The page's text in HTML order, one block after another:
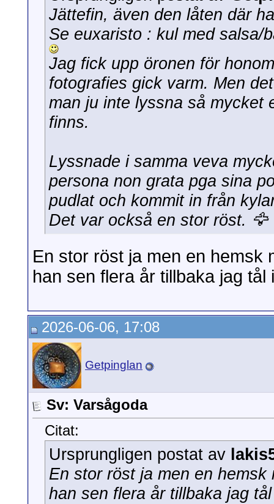
Jättefin, även den låten där
Se euxaristo : kul med salsa/
Jag fick upp öronen för
fotografies gick varm. Men
man ju inte lyssna så mycket
finns.
Lyssnade i samma veva
persona non grata pga sina
pudlat och kommit in från
Det var också en stor röst. 🦅
En stor röst ja men en hemsk
han sen flera år tillbaka jag tål
2026-06-06, 17:08
Getpinglan
Sv: Varsågoda
Citat:
Ursprungligen postat av
En stor röst ja men en
han sen flera år tillbaka jag